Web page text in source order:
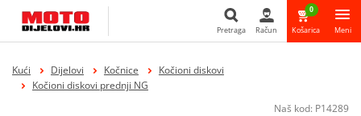
Pretraga Račun
0
Košarica Meni
Kući Dijelovi Kočnice
Kočioni diskovi
Kočioni diskovi prednji NG
Naš kod: P14289